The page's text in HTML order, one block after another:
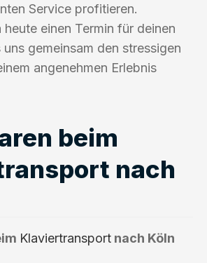
Service profitieren.
heute einen Termin für deinen
gemeinsam den stressigen
angenehmen Erlebnis
beim
nach
Klaviertransport nach Köln